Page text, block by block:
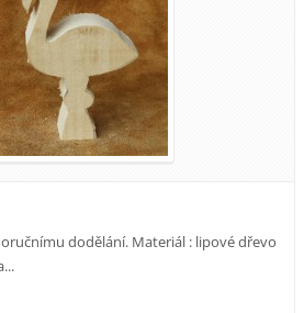
dodělání. Materiál : lipové dřevo